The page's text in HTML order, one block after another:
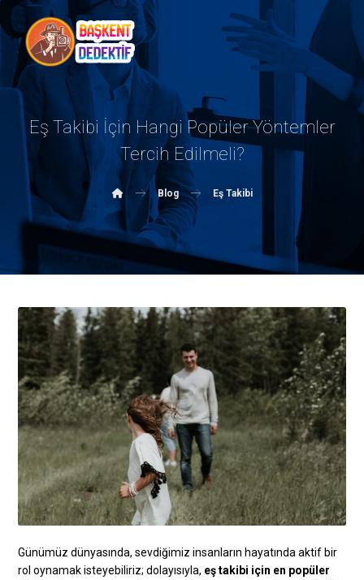
Eş Takibi İçin Hangi Popüler Yöntemler
Tercih Edilmeli?
Blog Eş Takibi
Günümüz dünyasında, sevdiğimiz insanların hayatında aktif bir
rol oynamak isteyebiliriz; dolayısıyla, eş takibi için en popüler